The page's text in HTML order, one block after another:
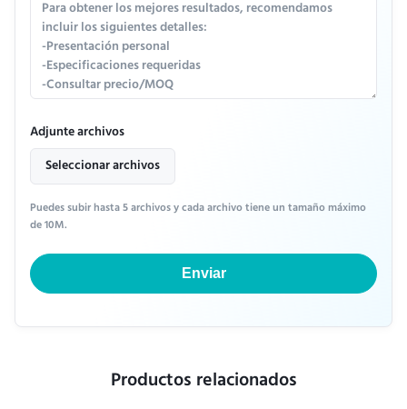
Adjunte archivos
Seleccionar archivos
Puedes subir hasta 5 archivos y cada archivo tiene un tamaño máximo
de 10M.
Enviar
Productos relacionados